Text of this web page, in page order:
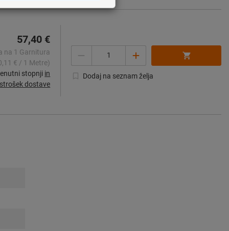
57,40 €
na 1 Garnitura
€ / 1 Metre)
stopnji in
strošek dostave
Dodaj na seznam želja